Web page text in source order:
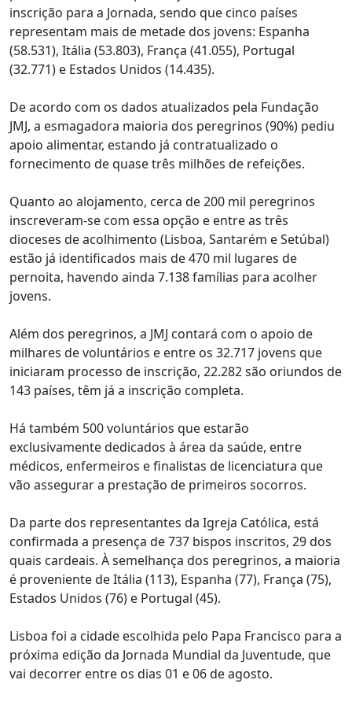
inscrição para a Jornada, sendo que cinco países
representam mais de metade dos jovens: Espanha
(58.531), Itália (53.803), França (41.055), Portugal
(32.771) e Estados Unidos (14.435).
De acordo com os dados atualizados pela Fundação
JMJ, a esmagadora maioria dos peregrinos (90%) pediu
apoio alimentar, estando já contratualizado o
fornecimento de quase três milhões de refeições.
Quanto ao alojamento, cerca de 200 mil peregrinos
inscreveram-se com essa opção e entre as três
dioceses de acolhimento (Lisboa, Santarém e Setúbal)
estão já identificados mais de 470 mil lugares de
pernoita, havendo ainda 7.138 famílias para acolher
jovens.
Além dos peregrinos, a JMJ contará com o apoio de
milhares de voluntários e entre os 32.717 jovens que
iniciaram processo de inscrição, 22.282 são oriundos de
143 países, têm já a inscrição completa.
Há também 500 voluntários que estarão
exclusivamente dedicados à área da saúde, entre
médicos, enfermeiros e finalistas de licenciatura que
vão assegurar a prestação de primeiros socorros.
Da parte dos representantes da Igreja Católica, está
confirmada a presença de 737 bispos inscritos, 29 dos
quais cardeais. À semelhança dos peregrinos, a maioria
é proveniente de Itália (113), Espanha (77), França (75),
Estados Unidos (76) e Portugal (45).
Lisboa foi a cidade escolhida pelo Papa Francisco para a
próxima edição da Jornada Mundial da Juventude, que
vai decorrer entre os dias 01 e 06 de agosto.